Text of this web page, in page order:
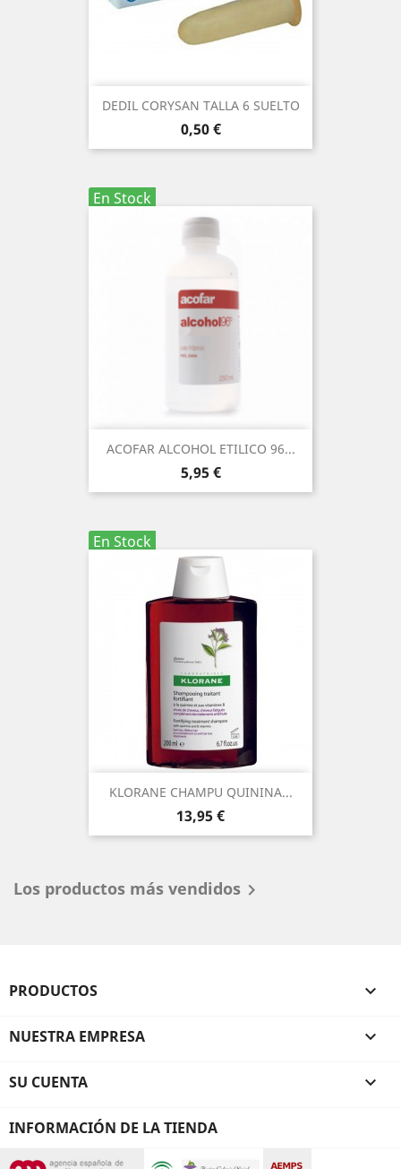
DEDIL CORYSAN TALLA 6 SUELTO
Precio
0,50 €
En Stock
ACOFAR ALCOHOL ETILICO 96...
Precio
5,95 €
En Stock
KLORANE CHAMPU QUININA...
Precio
13,95 €
Los productos más vendidos 
PRODUCTOS 
NUESTRA EMPRESA 
SU CUENTA 
INFORMACIÓN DE LA TIENDA